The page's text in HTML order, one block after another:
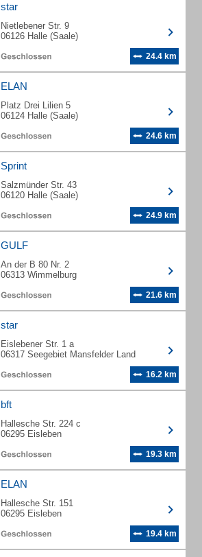
star
Nietlebener Str. 9
06126 Halle (Saale)
24.4 km
ELAN
Platz Drei Lilien 5
06124 Halle (Saale)
24.6 km
Sprint
Salzmünder Str. 43
06120 Halle (Saale)
24.9 km
GULF
An der B 80 Nr. 2
06313 Wimmelburg
21.6 km
star
Eislebener Str. 1 a
06317 Seegebiet Mansfelder Land
16.2 km
bft
Hallesche Str. 224 c
06295 Eisleben
19.3 km
ELAN
Hallesche Str. 151
06295 Eisleben
19.4 km